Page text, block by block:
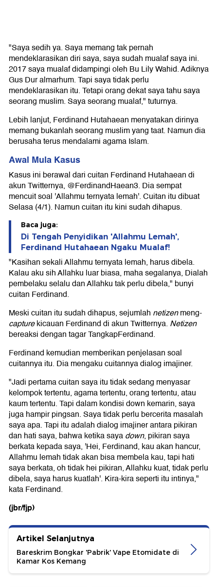
"Saya sedih ya. Saya memang tak pernah
mendeklarasikan diri saya, saya sudah mualaf saya ini.
2017 saya mualaf didampingi oleh Bu Lily Wahid. Adiknya
Gus Dur almarhum. Tapi saya tidak perlu
mendeklarasikan itu. Tetapi orang dekat saya tahu saya
seorang muslim. Saya seorang mualaf," tuturnya.
Lebih lanjut, Ferdinand Hutahaean menyatakan dirinya
memang bukanlah seorang muslim yang taat. Namun dia
berusaha terus mendalami agama Islam.
Awal Mula Kasus
Kasus ini berawal dari cuitan Ferdinand Hutahaean di
akun Twitternya, @FerdinandHaean3. Dia sempat
mencuit soal 'Allahmu ternyata lemah'. Cuitan itu dibuat
Selasa (4/1). Namun cuitan itu kini sudah dihapus.
Baca juga:
Di Tengah Penyidikan 'Allahmu Lemah',
Ferdinand Hutahaean Ngaku Mualaf!
"Kasihan sekali Allahmu ternyata lemah, harus dibela.
Kalau aku sih Allahku luar biasa, maha segalanya, Dialah
pembelaku selalu dan Allahku tak perlu dibela," bunyi
cuitan Ferdinand.
Meski cuitan itu sudah dihapus, sejumlah netizenmeng-
capturekicauan Ferdinand di akun Twitternya. Netizen
bereaksi dengan tagar TangkapFerdinand.
Ferdinand kemudian memberikan penjelasan soal
cuitannya itu. Dia mengaku cuitannya dialog imajiner.
"Jadi pertama cuitan saya itu tidak sedang menyasar
kelompok tertentu, agama tertentu, orang tertentu, atau
kaum tertentu. Tapi dalam kondisi down kemarin, saya
juga hampir pingsan. Saya tidak perlu bercerita masalah
saya apa. Tapi itu adalah dialog imajiner antara pikiran
dan hati saya, bahwa ketika sayadown, pikiran saya
berkata kepada saya, 'Hei, Ferdinand, kau akan hancur,
Allahmu lemah tidak akan bisa membela kau, tapi hati
saya berkata, oh tidak hei pikiran, Allahku kuat, tidak perlu
dibela, saya harus kuatlah'. Kira-kira seperti itu intinya,"
kata Ferdinand.
(jbr/fjp)
Artikel Selanjutnya
Bareskrim Bongkar 'Pabrik' Vape Etomidate di
Kamar Kos Kemang